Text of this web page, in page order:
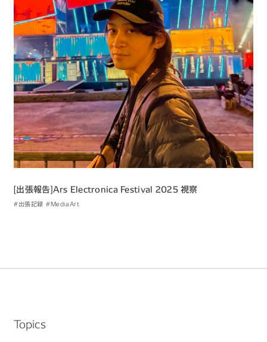
[出張​報告​]Ars Electronica Festival 2025 視察
#出張記録 #MediaArt
Topics